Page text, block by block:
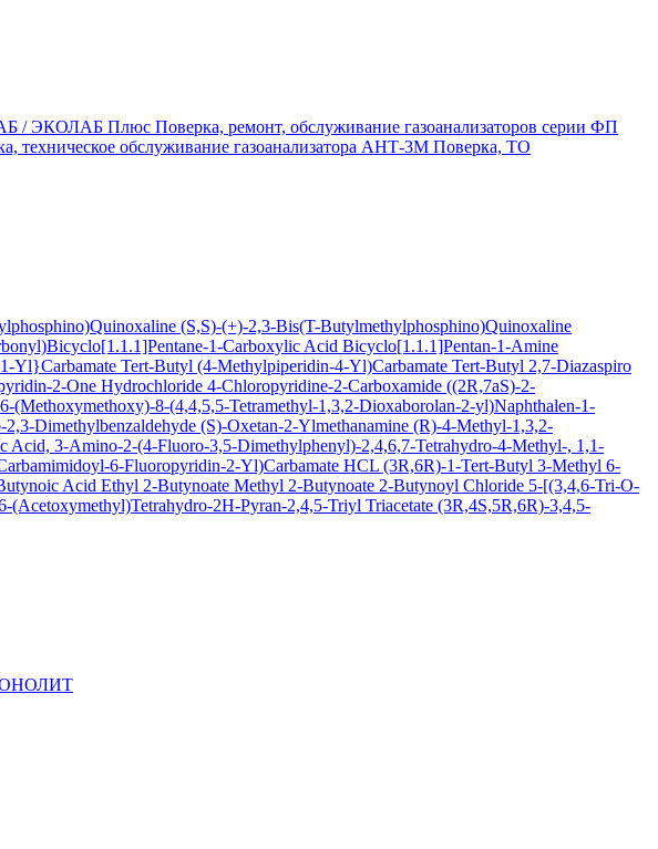
/ ЭКОЛАБ Плюс Поверка, ремонт, обслуживание газоанализаторов серии ФП
техническое обслуживание газоанализатора АНТ-3М Поверка, ТО
(S,S)-(+)-2,3-Bis(T-Butylmethylphosphino)Quinoxaline
1-Carboxylic Acid Bicyclo[1.1.1]Pentan-1-Amine
Yl}Carbamate Tert-Butyl (4-Methylpiperidin-4-Yl)Carbamate Tert-Butyl 2,7-Diazaspiro
2-One Hydrochloride 4-Chloropyridine-2-Carboxamide ((2R,7aS)-2-
(Methoxymethoxy)-8-(4,4,5,5-Tetramethyl-1,3,2-Dioxaborolan-2-yl)Naphthalen-1-
2,3-Dimethylbenzaldehyde (S)-Oxetan-2-Ylmethanamine (R)-4-Methyl-1,3,2-
Acid, 3-Amino-2-(4-Fluoro-3,5-Dimethylphenyl)-2,4,6,7-Tetrahydro-4-Methyl-, 1,1-
6-Fluoropyridin-2-Yl)Carbamate HCL (3R,6R)-1-Tert-Butyl 3-Methyl 6-
Acid Ethyl 2-Butynoate Methyl 2-Butynoate 2-Butynoyl Chloride 5-[(3,4,6-Tri-O-
(Acetoxymethyl)Tetrahydro-2H-Pyran-2,4,5-Triyl Triacetate (3R,4S,5R,6R)-3,4,5-